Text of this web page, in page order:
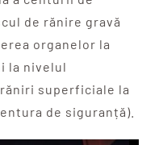
de rănire gravă
organelor la
la nivelul
superficiale la
de siguranță).